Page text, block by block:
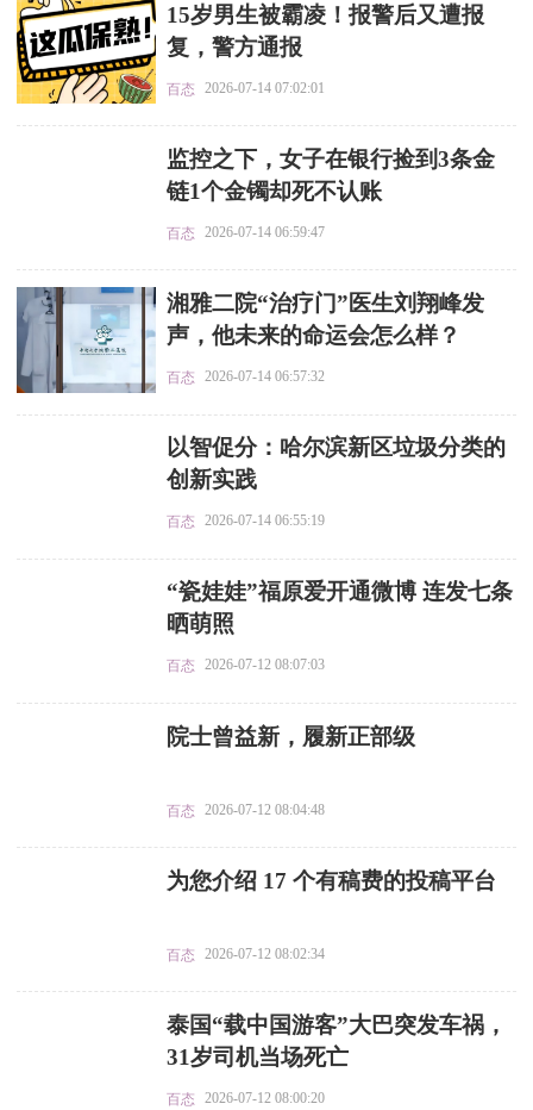
​15岁男生被霸凌！报警后又遭报
复，警方通报
百态 2026-07-14 07:02:01
​监控之下，女子在银行捡到3条金
链1个金镯却死不认账
百态 2026-07-14 06:59:47
​湘雅二院“治疗门”医生刘翔峰发
声，他未来的命运会怎么样？
百态 2026-07-14 06:57:32
​以智促分：哈尔滨新区垃圾分类的
创新实践
百态 2026-07-14 06:55:19
​“瓷娃娃”福原爱开通微博 连发七条
晒萌照
百态 2026-07-12 08:07:03
​院士曾益新，履新正部级
百态 2026-07-12 08:04:48
​为您介绍 17 个有稿费的投稿平台
百态 2026-07-12 08:02:34
​泰国“载中国游客”大巴突发车祸，
31岁司机当场死亡
百态 2026-07-12 08:00:20